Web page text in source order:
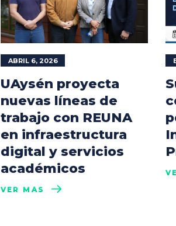
ABRIL 6, 2026
UAysén proyecta
nuevas líneas de
trabajo con REUNA
en infraestructura
digital y servicios
académicos
VER MÁS